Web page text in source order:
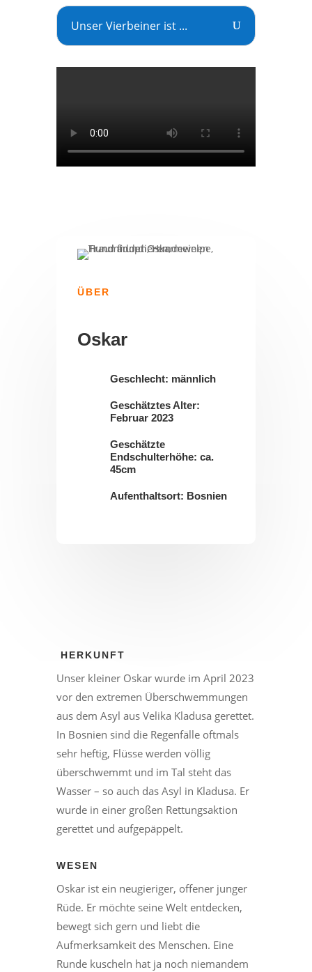
Unser Vierbeiner ist ...
ÜBER
Oskar
Geschlecht: männlich
Geschätztes Alter:
Februar 2023
Geschätzte
Endschulterhöhe: ca.
45cm
Aufenthaltsort: Bosnien
HERKUNFT
Unser kleiner Oskar wurde im April 2023
vor den extremen Überschwemmungen
aus dem Asyl aus Velika Kladusa gerettet.
In Bosnien sind die Regenfälle oftmals
sehr heftig, Flüsse werden völlig
überschwemmt und im Tal steht das
Wasser – so auch das Asyl in Kladusa. Er
wurde in einer großen Rettungsaktion
gerettet und aufgepäppelt.
WESEN
Oskar ist ein neugieriger, offener junger
Rüde. Er möchte seine Welt entdecken,
bewegt sich gern und liebt die
Aufmerksamkeit des Menschen. Eine
Runde kuscheln hat ja noch niemandem